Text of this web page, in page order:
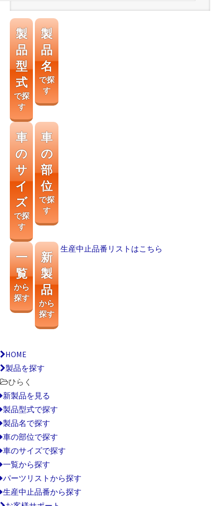
製
品
型
式
で探
す
製
品
名
で探
す
車
の
サ
イ
ズ
で探
す
車
の
部
位
で探
す
一
覧
から
探す
新
製
品
から
探す
生産中止品番リストはこちら
HOME
製品を探す
ひらく
新製品を見る
製品型式で探す
製品名で探す
車の部位で探す
車のサイズで探す
一覧から探す
パーツリストから探す
生産中止品番から探す